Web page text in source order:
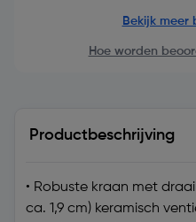
Bekijk meer
Hoe worden
Productbeschrijving
• Robuste kraan met
ca. 1,9 cm) keramisch